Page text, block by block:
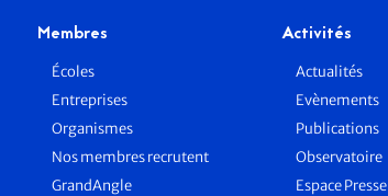
Membres
Écoles
Entreprises
Organismes
Nos membres recrutent
GrandAngle
Activités
Actualités
Evènements
Publications
Observatoire
Espace Presse